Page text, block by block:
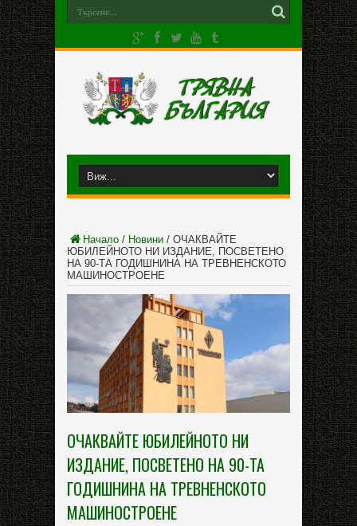
Начало / Новини / ОЧАКВАЙТЕ
ЮБИЛЕЙНОТО НИ ИЗДАНИЕ, ПОСВЕТЕНО
НА 90-ТА ГОДИШНИНА НА ТРЕВНЕНСКОТО
МАШИНОСТРОЕНЕ
ОЧАКВАЙТЕ ЮБИЛЕЙНОТО НИ
ИЗДАНИЕ, ПОСВЕТЕНО НА 90-ТА
ГОДИШНИНА НА ТРЕВНЕНСКОТО
МАШИНОСТРОЕНЕ